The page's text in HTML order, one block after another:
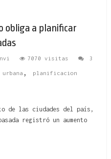
obliga a planificar
7070 visitas 3
urbana , planificacion
de las ciudades del país,
registró un aumento